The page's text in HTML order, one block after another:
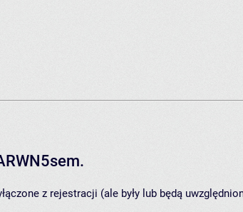
z rejestracji (ale były lub będą